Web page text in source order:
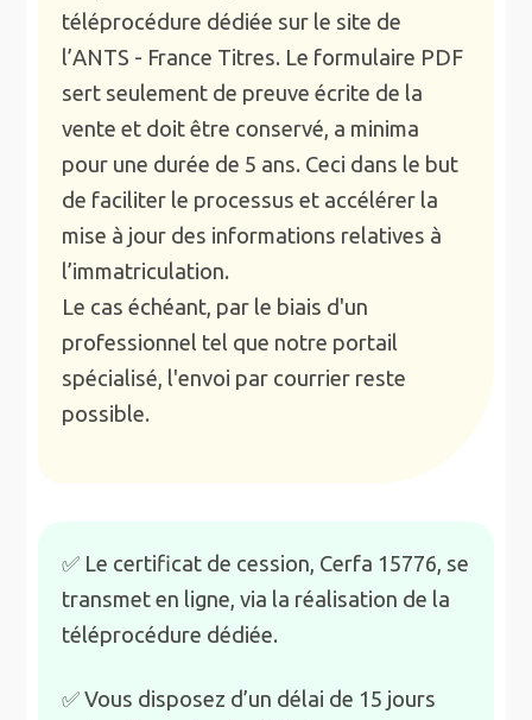
téléprocédure dédiée sur le site de
l’ANTS - France Titres. Le formulaire PDF
sert seulement de preuve écrite de la
vente et doit être conservé, a minima
pour une durée de 5 ans. Ceci dans le but
de faciliter le processus et accélérer la
mise à jour des informations relatives à
l’immatriculation.
Le cas échéant, par le biais d'un
professionnel tel que notre portail
spécialisé, l'envoi par courrier reste
possible.
✅ Le certificat de cession, Cerfa 15776, se
transmet en ligne, via la réalisation de la
téléprocédure dédiée.
✅ Vous disposez d’un délai de 15 jours